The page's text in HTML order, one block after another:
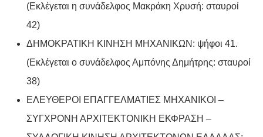
(Εκλέγεται η συνάδελφος Μακράκη Χρυσή: σταυροί
42)
ΔΗΜΟΚΡΑΤΙΚΗ ΚΙΝΗΣΗ ΜΗΧΑΝΙΚΩΝ: ψήφοι 41.
(Εκλέγεται ο συνάδελφος Αμπόνης Δημήτρης: σταυροί
38)
ΕΛΕΥΘΕΡΟΙ ΕΠΑΓΓΕΛΜΑΤΙΕΣ ΜΗΧΑΝΙΚΟΙ –
ΣΥΓΧΡΟΝΗ ΑΡΧΙΤΕΚΤΟΝΙΚΗ ΕΚΦΡΑΣΗ –